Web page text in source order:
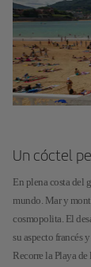
Un cóctel
En plena costa del
mundo. Mar y
cosmopolita. El
su aspecto francés
Recorre la Playa